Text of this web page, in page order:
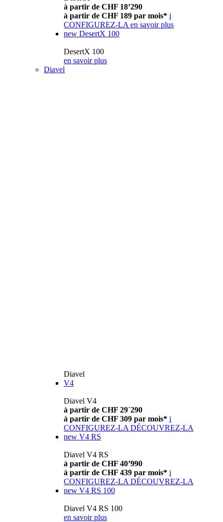
à partir de CHF 18’290
à partir de CHF 189 par mois* i
CONFIGUREZ-LA en savoir plus
new DesertX 100
DesertX 100
en savoir plus
Diavel
Diavel
V4
Diavel V4
à partir de CHF 29´290
à partir de CHF 309 par mois* i
CONFIGUREZ-LA DÉCOUVREZ-LA
new V4 RS
Diavel V4 RS
à partir de CHF 40’990
à partir de CHF 439 par mois* i
CONFIGUREZ-LA DÉCOUVREZ-LA
new V4 RS 100
Diavel V4 RS 100
en savoir plus